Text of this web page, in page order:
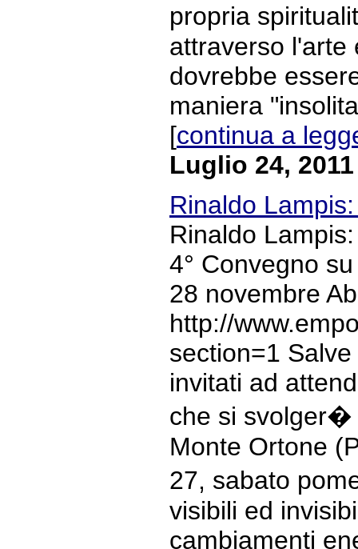
propria
attraverso l'arte
dovrebbe
maniera
[continua a
Luglio 24, 2011
Rinaldo
Rinaldo
4° Convegno
28 novembre
http://
section=1
invitati ad
che si svolger�
Monte Ortone
27, sabato
visibili ed
cambiamenti